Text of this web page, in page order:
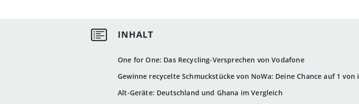
One for One: Das Recycling-Versprechen von Vodafone
Gewinne recycelte Schmuckstücke von NoWa: Deine Chance auf 1 von
Alt-Geräte: Deutschland und Ghana im Vergleich